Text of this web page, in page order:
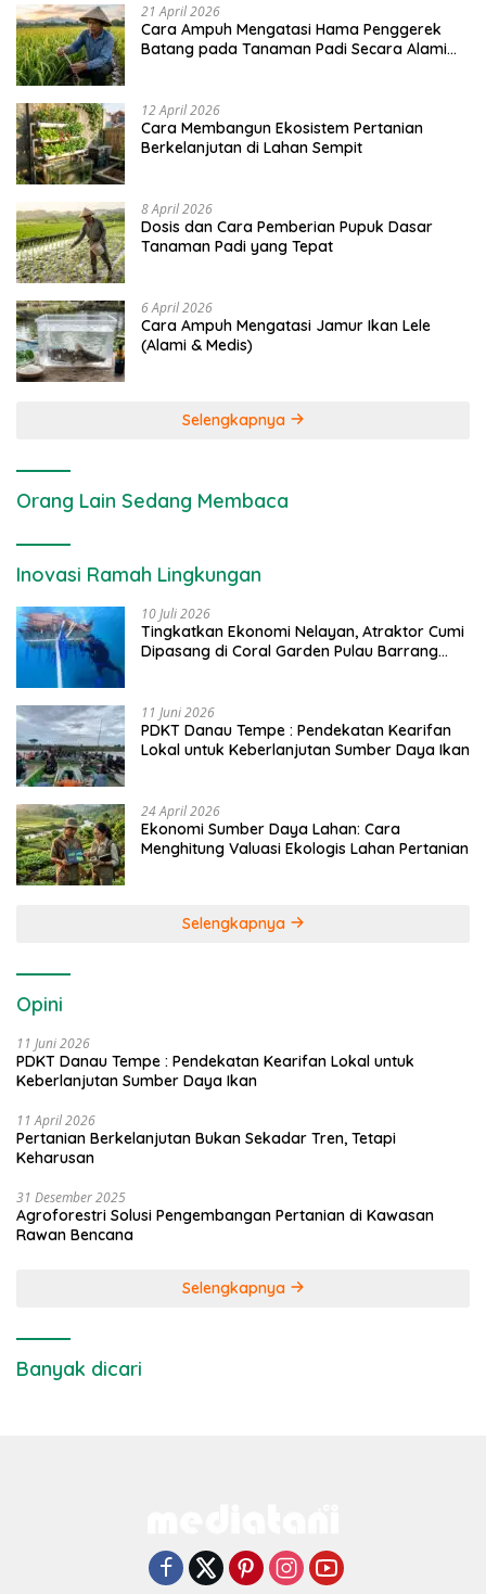
21 April 2026
Cara Ampuh Mengatasi Hama Penggerek
Batang pada Tanaman Padi Secara Alami
12 April 2026
Cara Membangun Ekosistem Pertanian
Berkelanjutan di Lahan Sempit
8 April 2026
Dosis dan Cara Pemberian Pupuk Dasar
Tanaman Padi yang Tepat
6 April 2026
Cara Ampuh Mengatasi Jamur Ikan Lele
(Alami & Medis)
Selengkapnya
Orang Lain Sedang Membaca
Inovasi Ramah Lingkungan
10 Juli 2026
Tingkatkan Ekonomi Nelayan, Atraktor Cumi
Dipasang di Coral Garden Pulau Barrang
11 Juni 2026
PDKT Danau Tempe : Pendekatan Kearifan
Lokal untuk Keberlanjutan Sumber Daya Ikan
24 April 2026
Ekonomi Sumber Daya Lahan: Cara
Menghitung Valuasi Ekologis Lahan Pertanian
Selengkapnya
Opini
11 Juni 2026
PDKT Danau Tempe : Pendekatan Kearifan Lokal untuk
Keberlanjutan Sumber Daya Ikan
11 April 2026
Pertanian Berkelanjutan Bukan Sekadar Tren, Tetapi
Keharusan
31 Desember 2025
Agroforestri Solusi Pengembangan Pertanian di Kawasan
Rawan Bencana
Selengkapnya
Banyak dicari